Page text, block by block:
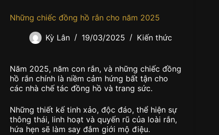
Những chiếc đồng hồ rắn cho năm 2025
Kỳ Lân 19/03/2025 Kiến thức
Năm 2025, năm con rắn, và những chiếc đồng
hồ rắn chính là niềm cảm hứng bất tận cho
các nhà chế tác đồng hồ và trang sức.
Những thiết kế tinh xảo, độc đáo, thể hiện sự
thông thái, linh hoạt và quyến rũ của loài rắn,
hứa hẹn sẽ làm say đắm giới mộ điệu.